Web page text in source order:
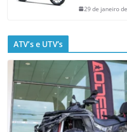
29 de janeiro
ATV’s e UTV’s